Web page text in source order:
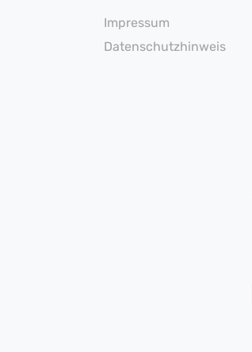
Impressum
Datenschutzhinweis